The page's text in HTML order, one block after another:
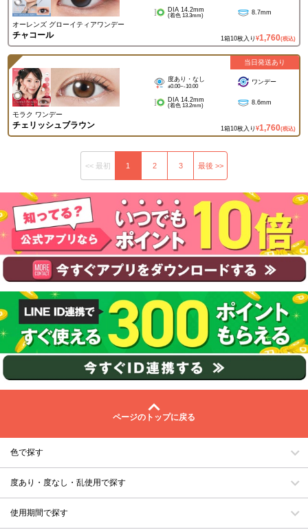
オーレンズ グローイティアワンデー
チャコール
DIA 14.2mm
(着色 13.3mm) 8.7mm
1箱10枚入り ¥1,760(税込)
モラク ワンデー
チェリッシュブラウン
度あり・なし
±0.00~-10.00
ワンデー
DIA 14.2mm
(着色 13.2mm) 8.6mm
1箱10枚入り ¥1,760(税込)
当日発送あり
<< 最初 1 2 3 最後 >>
ページのトップに戻る
色で探す
度あり・度なし・乱使用で探す
使用期間で探す